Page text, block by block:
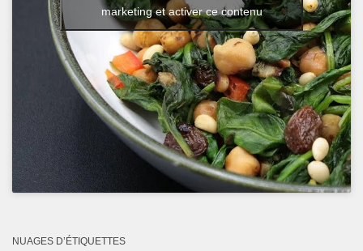
marketing et activer ce contenu
NUAGES D’ÉTIQUETTES